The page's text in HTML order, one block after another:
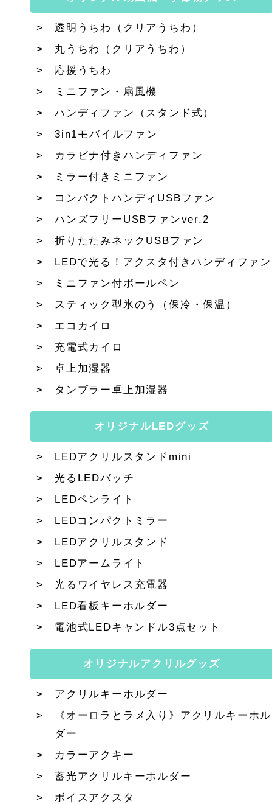
透明うちわ（クリアうちわ）
丸うちわ（クリアうちわ）
応援うちわ
ミニファン・扇風機
ハンディファン（スタンド式）
3in1モバイルファン
カラビナ付きハンディファン
ミラー付きミニファン
コンパクトハンディUSBファン
ハンズフリーUSBファンver.2
折りたたみネックUSBファン
LEDで光る！アクスタ付きハンディファン
ミニファン付ボールペン
スティック型氷のう（保冷・保温）
エコカイロ
充電式カイロ
卓上加湿器
タンブラー卓上加湿器
オリジナルLEDグッズ
LEDアクリルスタンドmini
光るLEDバッチ
LEDペンライト
LEDコンパクトミラー
LEDアクリルスタンド
LEDアームライト
光るワイヤレス充電器
LED看板キーホルダー
電池式LEDキャンドル3点セット
オリジナルアクリルグッズ
アクリルキーホルダー
《オーロラとラメ入り》アクリルキーホル
ダー
カラーアクキー
蓄光アクリルキーホルダー
ボイスアクスタ